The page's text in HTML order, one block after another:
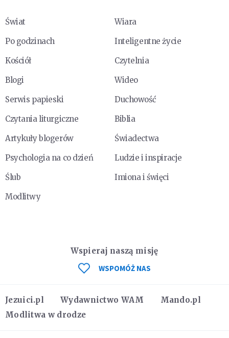
Świat
Wiara
Po godzinach
Inteligentne życie
Kościół
Czytelnia
Blogi
Wideo
Serwis papieski
Duchowość
Czytania liturgiczne
Biblia
Artykuły blogerów
Świadectwa
Psychologia na co dzień
Ludzie i inspiracje
Ślub
Imiona i święci
Modlitwy
Jezuici.pl Wydawnictwo WAM
Mando.pl
Modlitwa w drodze
Wspieraj naszą misję
WSPOMÓŻ NAS